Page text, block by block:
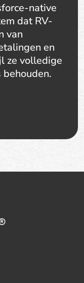
native
dat RV-
van
en
ze volledige